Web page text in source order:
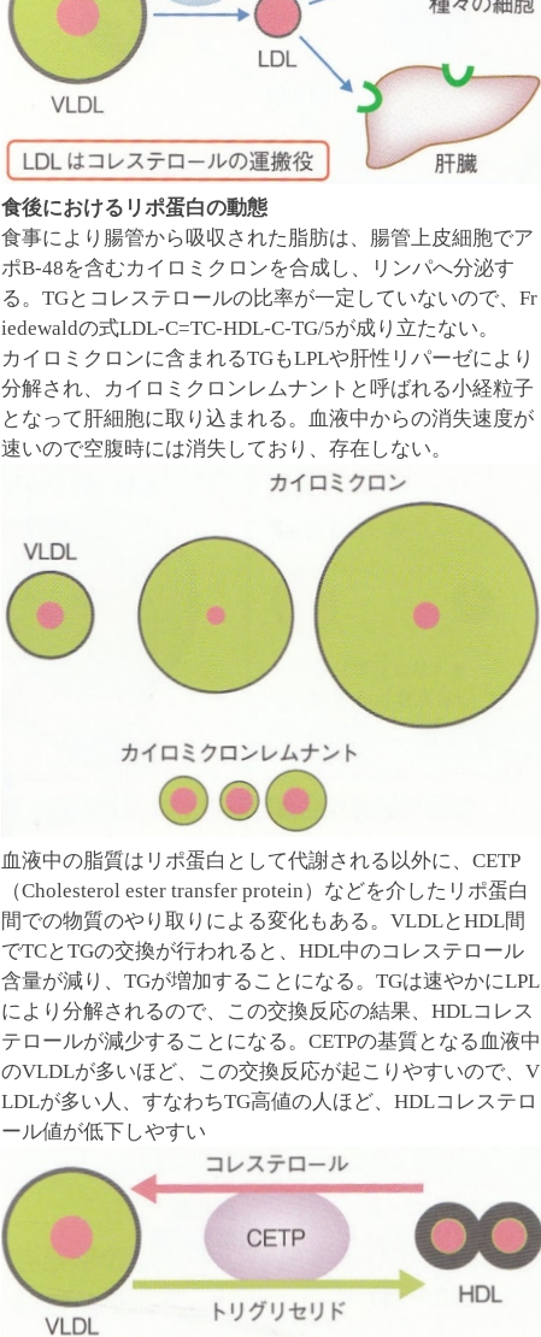
食後におけるリポ蛋白の動態
食事により腸管から吸収された脂肪は、腸管上皮細胞でア
ポB-48を含むカイロミクロンを合成し、リンパへ分泌す
る。TGとコレステロールの比率が一定していないので、Fr
iedewaldの式LDL-C=TC-HDL-C-TG/5が成り立たない。
カイロミクロンに含まれるTGもLPLや肝性リパーゼにより
分解され、カイロミクロンレムナントと呼ばれる小経粒子
となって肝細胞に取り込まれる。血液中からの消失速度が
速いので空腹時には消失しており、存在しない。
血液中の脂質はリポ蛋白として代謝される以外に、CETP
（Cholesterol ester transfer protein）などを介したリポ蛋白
間での物質のやり取りによる変化もある。VLDLとHDL間
でTCとTGの交換が行われると、HDL中のコレステロール
含量が減り、TGが増加することになる。TGは速やかにLPL
により分解されるので、この交換反応の結果、HDLコレス
テロールが減少することになる。CETPの基質となる血液中
のVLDLが多いほど、この交換反応が起こりやすいので、V
LDLが多い人、すなわちTG高値の人ほど、HDLコレステロ
ール値が低下しやすい